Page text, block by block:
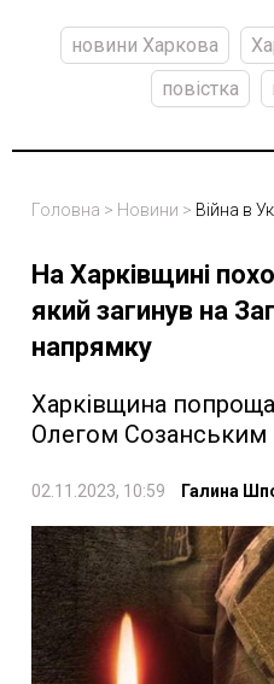
новини Харкова
повістка
Головна > Новини > Війна в
На Харківщині
який загинув на
напрямку
Харківщина
Олегом Созанським
02.11.2023, 10:59 Галина